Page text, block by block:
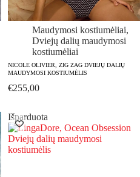
Maudymosi kostiumėliai,
Dviejų dalių maudymosi
kostiumėliai
NICOLE OLIVIER, ZIG ZAG DVIEJŲ DALIŲ
MAUDYMOSI KOSTIUMĖLIS
€255,00
Išparduota